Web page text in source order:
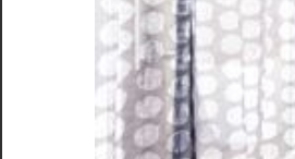
解
説
し
ま
す！